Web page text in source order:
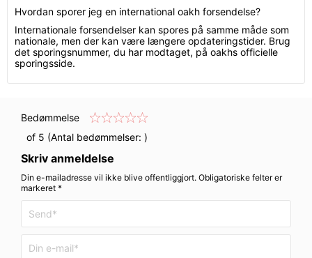
Hvordan sporer jeg en international oakh forsendelse?
Internationale forsendelser kan spores på samme måde som
nationale, men der kan være længere opdateringstider. Brug
det sporingsnummer, du har modtaget, på oakhs officielle
sporingsside.
Bedømmelse
of 5 (Antal bedømmelser: )
Skriv anmeldelse
Din e-mailadresse vil ikke blive offentliggjort. Obligatoriske felter er
markeret *